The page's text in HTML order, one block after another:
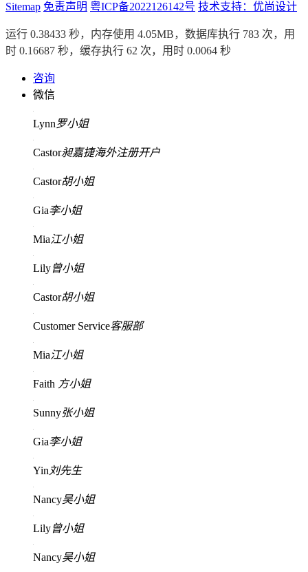
Sitemap 免责声明 粤ICP备2022126142号 技术支持：优尚设计
运行 0.38433 秒，内存使用 4.05MB，数据库执行 783 次，用
时 0.16687 秒，缓存执行 62 次，用时 0.0064 秒
咨询
微信
Lynn罗小姐
Castor昶嘉捷海外注册开户
Castor胡小姐
Gia李小姐
Mia江小姐
Lily曾小姐
Castor胡小姐
Customer Service客服部
Mia江小姐
Faith 方小姐
Sunny张小姐
Gia李小姐
Yin 刘先生
Nancy吴小姐
Lily曾小姐
Nancy吴小姐